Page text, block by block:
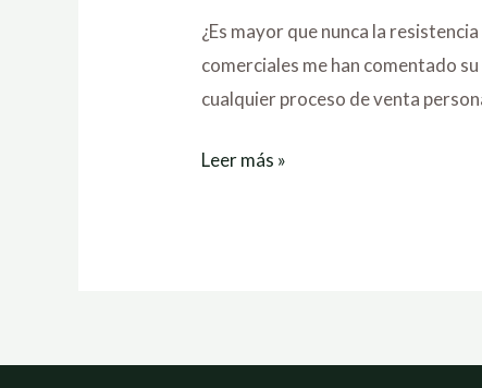
¿Es mayor que nunca la
comerciales me han comentado
cualquier proceso de venta
del
cliente
ante
venta,resolviendo
Leer más »